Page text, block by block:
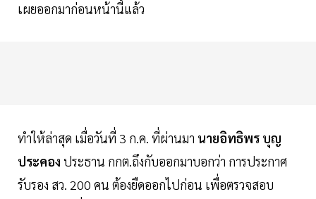
เผยออกมาก่อนหน้านี้แล้ว
ทำให้ล่าสุด เมื่อวันที่ 3 ก.ค. ที่ผ่านมา นายอิทธิพร บุญ
ประคอง ประธาน กกต.ถึงกับออกมาบอกว่า การประกาศ
รับรอง สว. 200 คน ต้องยืดออกไปก่อน เพื่อตรวจสอบ